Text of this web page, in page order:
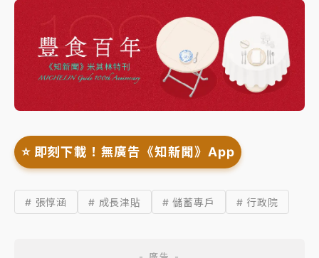
⭐️ 即刻下載！無廣告《知新聞》App
# 張惇涵 # 成長津貼 # 儲蓄專戶 # 行政院